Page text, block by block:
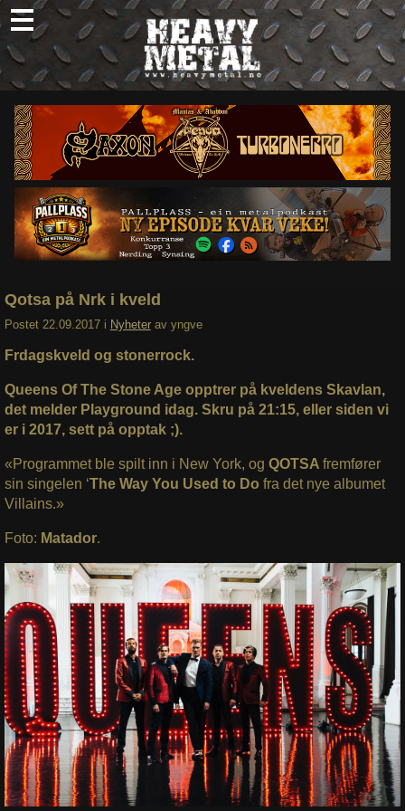
Skip
to
content
Nyheter
Omtaler
Intervjuer
Om oss
Abonner
Søk
Qotsa på Nrk i kveld
Postet 22.09.2017 i Nyheter av yngve
Frdagskveld og stonerrock.
Queens Of The Stone Age opptrer på kveldens Skavlan,
det melder Playground idag. Skru på 21:15, eller siden vi
er i 2017, sett på opptak ;).
«Programmet ble spilt inn i New York, og QOTSA fremfører
sin singelen ‘The Way You Used to Do fra det nye albumet
Villains.»
Foto: Matador.